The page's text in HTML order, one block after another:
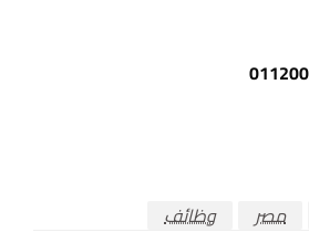
مصر وظائف